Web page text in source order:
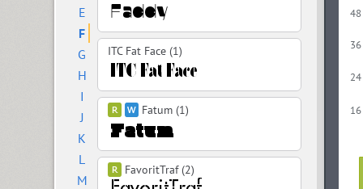
E
F
G
H
I
J
K
L
M
ITC Fat Face (1)
Fatum (1)
FavoritTraf (2)